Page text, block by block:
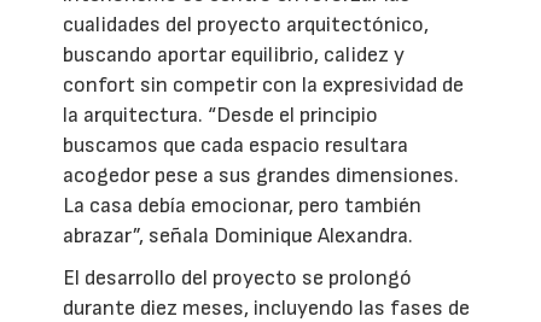
cualidades del proyecto arquitectónico,
buscando aportar equilibrio, calidez y
confort sin competir con la expresividad de
la arquitectura. “Desde el principio
buscamos que cada espacio resultara
acogedor pese a sus grandes dimensiones.
La casa debía emocionar, pero también
abrazar”, señala Dominique Alexandra.
El desarrollo del proyecto se prolongó
durante diez meses, incluyendo las fases de